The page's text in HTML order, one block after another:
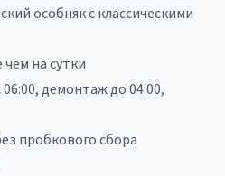
особняк с классическими
на сутки
демонтаж до 04:00,
пробкового сбора